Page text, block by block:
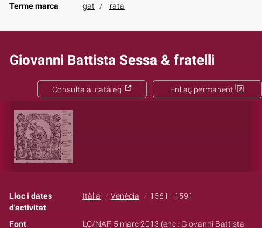
Terme marca
gat rata
Giovanni Battista Sessa & fratelli
Enllaç permanent
Consulta al catàleg
Lloc i dates
d'activitat
Itàlia Venècia 1561 - 1591
Font
LC/NAF, 5 març 2013 (enc.: Giovanni Battista